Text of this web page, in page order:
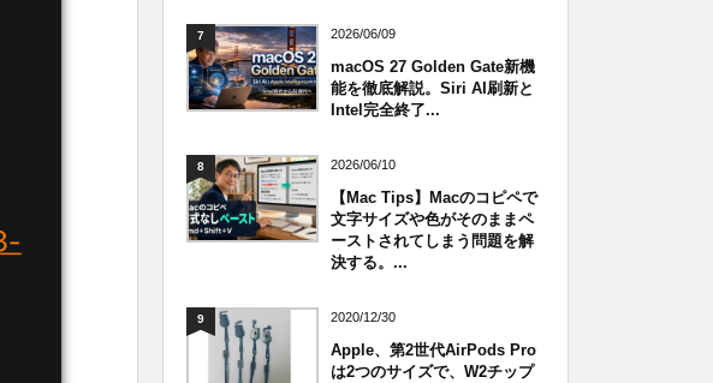
7 2026/06/09
macOS 27 Golden Gate新機
能を徹底解説。Siri AI刷新と
Intel完全終了...
8 2026/06/10
【Mac Tips】Macのコピペで
文字サイズや色がそのままペ
ーストされてしまう問題を解
決する。...
9 2020/12/30
Apple、第2世代AirPods Pro
は2つのサイズで、W2チップ